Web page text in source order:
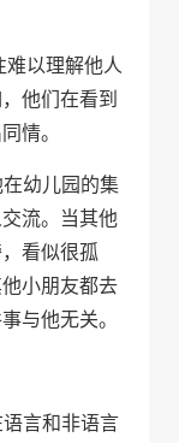
难以理解他人
他们在看到
情。
幼儿园的集
流。当其他
看似很孤
小朋友都去
与他无关。
言和非语言